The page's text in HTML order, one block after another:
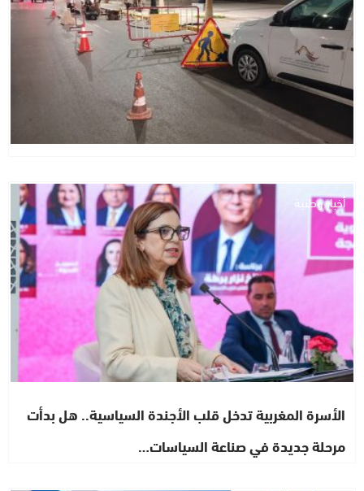
أخبار وطنية
الأسرة المغربية تدخل قلب الأجندة السياسية.. هل بدأت
مرحلة جديدة في صناعة السياسات…